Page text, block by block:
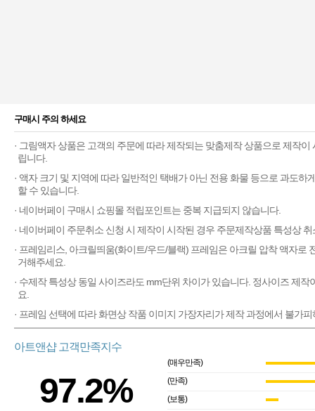
구매시 주의 하세요
· 그림액자 상품은 고객의 주문에 따라 제작되는 맞춤제작 상품으로 제작
립니다.
· 액자 크기 및 지역에 따라 일반적인 택배가 아닌 전용 화물 등으로 과도
할 수 있습니다.
· 네이버페이 구매시 쇼핑몰 적립포인트는 중복 지급되지 않습니다.
· 네이버페이 주문취소 신청 시 제작이 시작된 경우 주문제작상품 특성상
· 프레임리스, 아크릴띄움(화이트/우드/블랙) 프레임은 아크릴 압착 액자
거해주세요.
· 수제작 특성상 동일 사이즈라도 mm단위 차이가 있습니다. 정사이즈 제
요.
· 프레임 선택에 따라 화면상 작품 이미지 가장자리가 제작 과정에서 불가
아트앤샵 고객만족지수
97.2%
(매우만족)
(만족)
(보통)